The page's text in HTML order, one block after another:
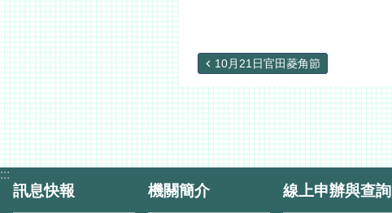
10月21日官田菱角節
:::
訊息快報 機關簡介 線上申辦與查詢